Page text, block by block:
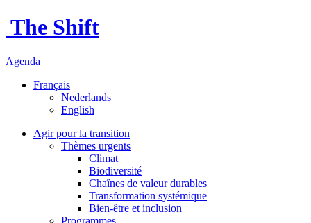
The Shift
Agenda
Français
Nederlands
English
Agir pour la transition
Thèmes urgents
Climat
Biodiversité
Chaînes de valeur durables
Transformation systémique
Bien-être et inclusion
Programmes